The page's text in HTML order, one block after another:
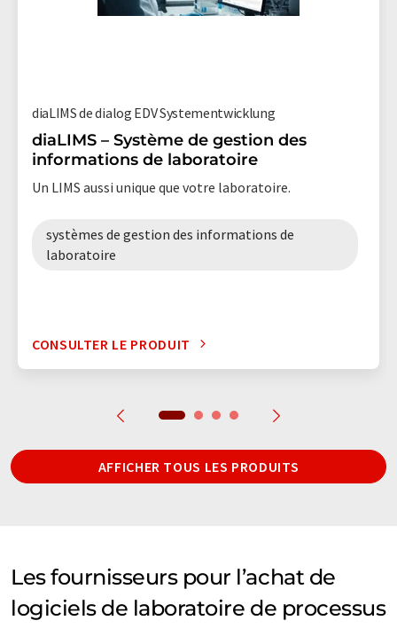
diaLIMS de dialog EDV Systementwicklung
diaLIMS – Système de gestion des
informations de laboratoire
Un LIMS aussi unique que votre laboratoire.
systèmes de gestion des informations de
laboratoire
CONSULTER LE PRODUIT
AFFICHER TOUS LES PRODUITS
Les fournisseurs pour l’achat de
logiciels de laboratoire de processus